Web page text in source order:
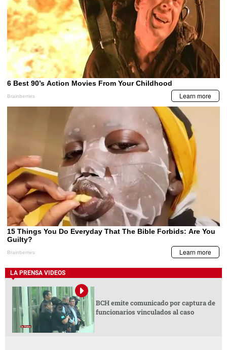
LA PRENSA VIDEOS
BCH emite comunicado por captura de
funcionarios vinculados al caso